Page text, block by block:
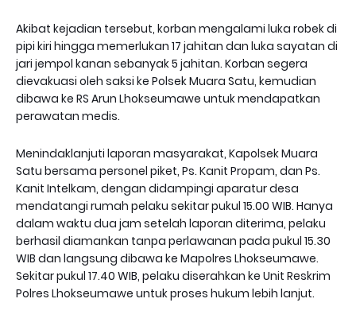
Akibat kejadian tersebut, korban mengalami luka robek di
pipi kiri hingga memerlukan 17 jahitan dan luka sayatan di
jari jempol kanan sebanyak 5 jahitan. Korban segera
dievakuasi oleh saksi ke Polsek Muara Satu, kemudian
dibawa ke RS Arun Lhokseumawe untuk mendapatkan
perawatan medis.
Menindaklanjuti laporan masyarakat, Kapolsek Muara
Satu bersama personel piket, Ps. Kanit Propam, dan Ps.
Kanit Intelkam, dengan didampingi aparatur desa
mendatangi rumah pelaku sekitar pukul 15.00 WIB. Hanya
dalam waktu dua jam setelah laporan diterima, pelaku
berhasil diamankan tanpa perlawanan pada pukul 15.30
WIB dan langsung dibawa ke Mapolres Lhokseumawe.
Sekitar pukul 17.40 WIB, pelaku diserahkan ke Unit Reskrim
Polres Lhokseumawe untuk proses hukum lebih lanjut.